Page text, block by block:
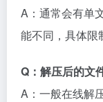
A：通常会有单
能不同，具体限
Q：解压后的文
A：一般在线解